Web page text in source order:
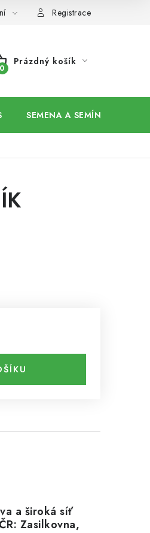
Registrace
Prázdný košík
SEMENA A SEMÍNKA / CHIA
a široká síť
Zasilkovna,